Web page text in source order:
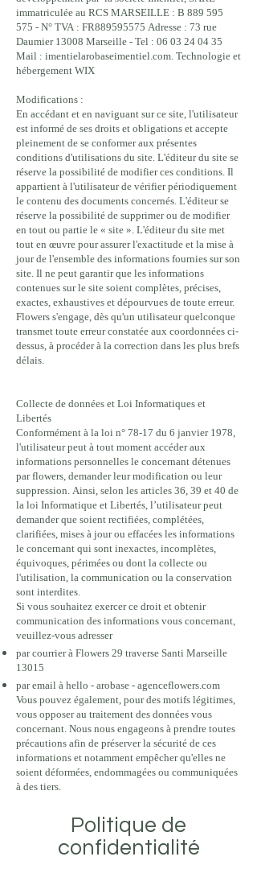
immatriculée au RCS MARSEILLE : B 889 595
575 - N° TVA : FR889595575 Adresse : 73 rue
Daumier 13008 Marseille - Tel : 06 03 24 04 35
Mail : imentielarobaseimentiel.com. Technologie et
hébergement WIX
Modifications :
En accédant et en naviguant sur ce site, l'utilisateur
est informé de ses droits et obligations et accepte
pleinement de se conformer aux présentes
conditions d'utilisations du site. L'éditeur du site se
réserve la possibilité de modifier ces conditions. Il
appartient à l'utilisateur de vérifier périodiquement
le contenu des documents concernés. L'éditeur se
réserve la possibilité de supprimer ou de modifier
en tout ou partie le « site ». L'éditeur du site met
tout en œuvre pour assurer l'exactitude et la mise à
jour de l'ensemble des informations fournies sur son
site. Il ne peut garantir que les informations
contenues sur le site soient complètes, précises,
exactes, exhaustives et dépourvues de toute erreur.
Flowers s'engage, dès qu'un utilisateur quelconque
transmet toute erreur constatée aux coordonnées ci-
dessus, à procéder à la correction dans les plus brefs
délais.
Collecte de données et Loi Informatiques et
Libertés
Conformément à la loi n° 78-17 du 6 janvier 1978,
l'utilisateur peut à tout moment accéder aux
informations personnelles le concernant détenues
par flowers, demander leur modification ou leur
suppression. Ainsi, selon les articles 36, 39 et 40 de
la loi Informatique et Libertés, l’utilisateur peut
demander que soient rectifiées, complétées,
clarifiées, mises à jour ou effacées les informations
le concernant qui sont inexactes, incomplètes,
équivoques, périmées ou dont la collecte ou
l'utilisation, la communication ou la conservation
sont interdites.
Si vous souhaitez exercer ce droit et obtenir
communication des informations vous concernant,
veuillez-vous adresser
par courrier à Flowers 29 traverse Santi Marseille
13015
par email à hello - arobase - agenceflowers.com
Vous pouvez également, pour des motifs légitimes,
vous opposer au traitement des données vous
concernant. Nous nous engageons à prendre toutes
précautions afin de préserver la sécurité de ces
informations et notamment empêcher qu'elles ne
soient déformées, endommagées ou communiquées
à des tiers.
Politique de
confidentialité